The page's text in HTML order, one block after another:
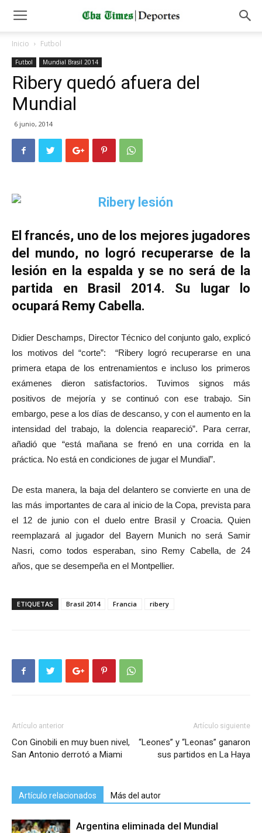
Inicio Futbol
Futbol Mundial Brasil 2014
Ribery quedó afuera del
Mundial
6 junio, 2014
El francés, uno de los mejores jugadores
del mundo, no logró recuperarse de la
lesión en la espalda y se no será de la
partida en Brasil 2014. Su lugar lo
ocupará Remy Cabella.
Didier Deschamps, Director Técnico del conjunto galo, explicó
los motivos del “corte”: “Ribery logró recuperarse en una
primera etapa de los entrenamientos e incluso los primeros
exámenes dieron satisfactorios. Tuvimos signos más
positivos de mejoría y se continuó con ese trabajo. Sin
embargo, pese a los días de descanso, y con el aumento en la
intensidad del trabajo, la dolencia reapareció”. Para cerrar,
añadió que “está mañana se frenó en una corrida en la
práctica. No está en condiciones de jugar el Mundial”.
De esta manera, la baja del delantero se convierte en una de
las más importantes de cara al inicio de la Copa, prevista para
el 12 de junio con el duelo entre Brasil y Croacia. Quien
reemplazará al jugador del Bayern Munich no será Samir
Nasri, como todos esperaban, sino Remy Cabella, de 24
años, que se desempeña en el Montpellier.
ETIQUETAS Brasil 2014 Francia ribery
Artículo anterior
Con Ginobili en muy buen nivel,
San Antonio derrotó a Miami
Artículo siguiente
“Leones” y “Leonas” ganaron
sus partidos en La Haya
Artículo relacionados Más del autor
Argentina eliminada del Mundial